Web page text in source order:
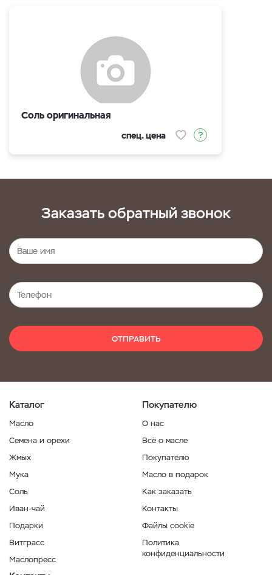
Соль оригинальная
спец. цена
Заказать обратный звонок
ОТПРАВИТЬ
Каталог
Масло
Семена и орехи
Жмых
Мука
Соль
Иван-чай
Подарки
Витграсс
Маслопресс
Покупателю
О нас
Всё о масле
Покупателю
Масло в подарок
Как заказать
Контакты
Файлы cookie
Политика
конфиденциальности